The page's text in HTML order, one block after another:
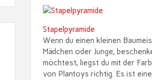
Stapelpyramide
Wenn du einen kleinen
Mädchen oder Junge,
möchtest, liegst du mit der
von Plantoys richtig. Es ist